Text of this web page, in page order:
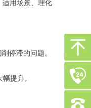
用场景、理化
停滞的问题。
提升。